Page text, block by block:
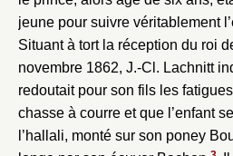
jeune pour suivre véritablement
Situant à tort la réception du roi
novembre 1862, J.-Cl. Lachnitt
redoutait pour son fils les
chasse à courre et que l’enfant
l’hallali, monté sur son poney